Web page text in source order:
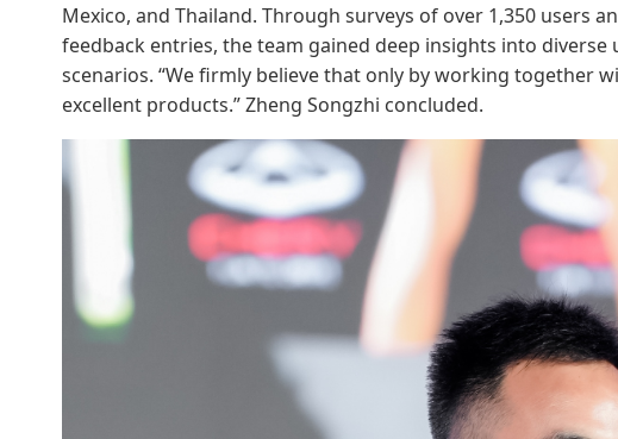
Mexico, and Thailand. Through surveys of over 1,350 users
feedback entries, the team gained deep insights into
scenarios. “We firmly believe that only by working together
excellent products.” Zheng Songzhi concluded.